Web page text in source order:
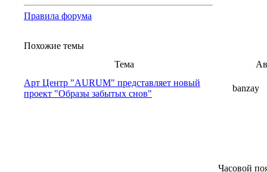
Правила форума
Похожие темы
Тема
Арт Центр "AURUM" представляет новый
проект "Образы забытых снов"
banzay
Часовой